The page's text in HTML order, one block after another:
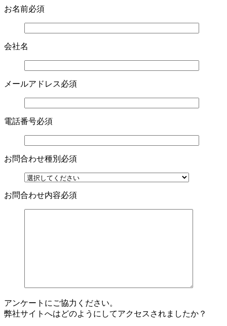
お名前必須
会社名
メールアドレス必須
電話番号必須
お問合わせ種別 必須
お問合わせ内容必須
アンケートにご協力ください。
弊社サイトへはどのようにしてアクセスされましたか？